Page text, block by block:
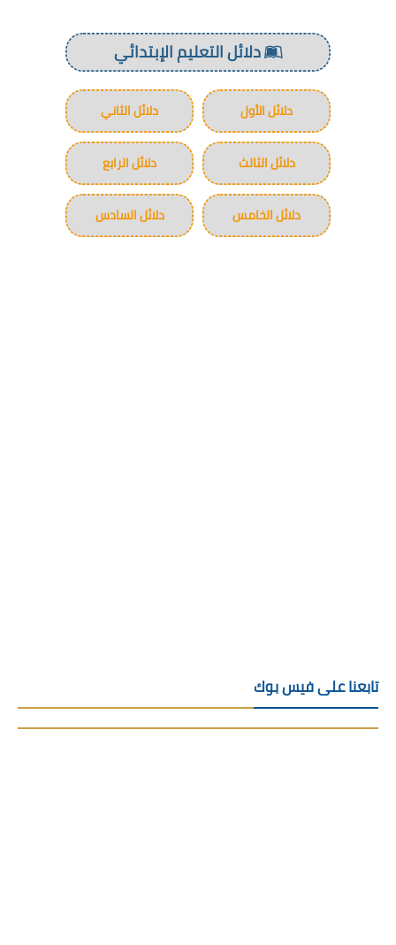
دلائل التعليم الإبتدائي
دلائل الأول دلائل الثاني
دلائل الثالث دلائل الرابع
دلائل الخامس دلائل السادس
تابعنا على فيس بوك